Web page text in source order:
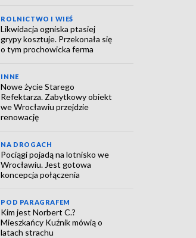
ROLNICTWO I WIEŚ
Likwidacja ogniska ptasiej
grypy kosztuje. Przekonała się
o tym prochowicka ferma
INNE
Nowe życie Starego
Refektarza. Zabytkowy obiekt
we Wrocławiu przejdzie
renowację
NA DROGACH
Pociągi pojadą na lotnisko we
Wrocławiu. Jest gotowa
koncepcja połączenia
POD PARAGRAFEM
Kim jest Norbert C.?
Mieszkańcy Kuźnik mówią o
latach strachu